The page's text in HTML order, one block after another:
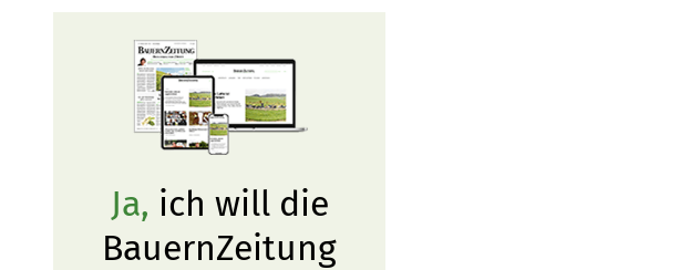
Ja, ich will die
BauernZeitung